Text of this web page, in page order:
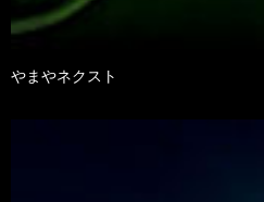
やまやネクスト